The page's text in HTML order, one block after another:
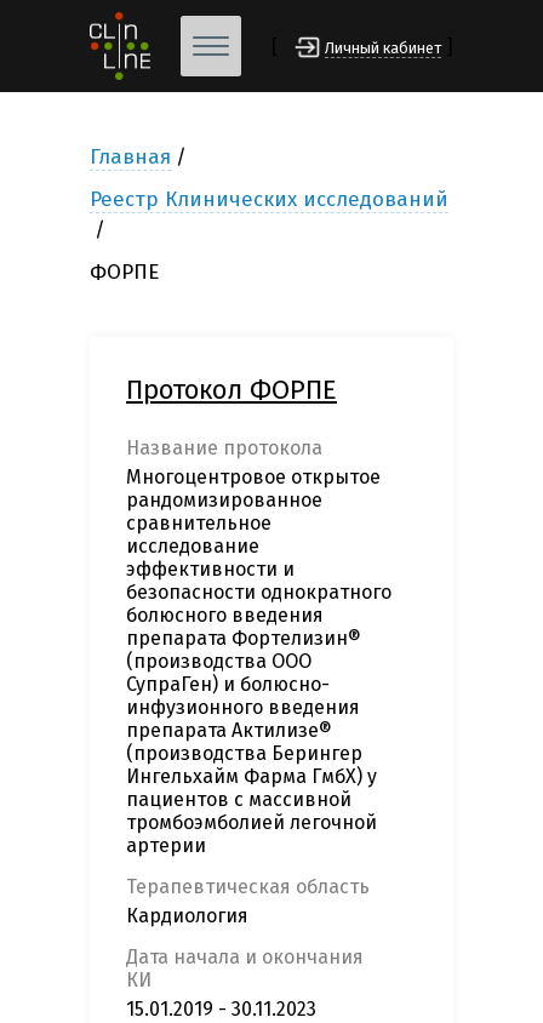
Личный кабинет
Главная
Реестр Клинических исследований
ФОРПЕ
Протокол ФОРПЕ
Название протокола
Многоцентровое открытое
рандомизированное
сравнительное
исследование
эффективности и
безопасности однократного
болюсного введения
препарата Фортелизин®
(производства ООО
СупраГен) и болюсно-
инфузионного введения
препарата Актилизе®
(производства Берингер
Ингельхайм Фарма ГмбХ) у
пациентов с массивной
тромбоэмболией легочной
артерии
Терапевтическая область
Кардиология
Дата начала и окончания
КИ
15.01.2019 - 30.11.2023